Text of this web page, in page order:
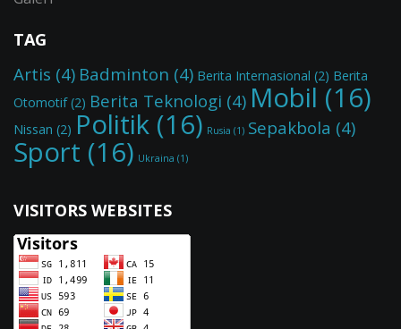
TAG
Artis (4) Badminton (4) Berita Internasional (2) Berita
Otomotif(2) Berita Teknologi (4) Mobil (16)
Nissan (2) Politik (16) Rusia (1) Sepakbola (4)
Sport (16) Ukraina (1)
VISITORS WEBSITES